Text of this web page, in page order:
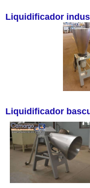
Liquidificador
Liquidificador